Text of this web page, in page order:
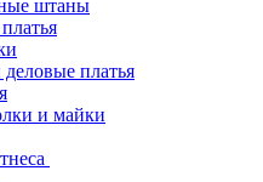
штаны
платья
и майки